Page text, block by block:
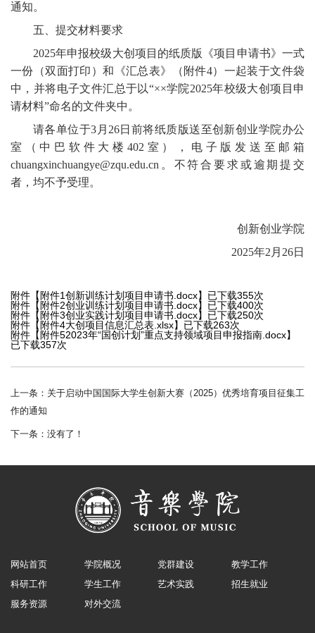
通知。
五、提交材料要求
2025年申报校级大创项目的纸质版《项目申请书》一式
一份（双面打印）和《汇总表》（附件4）一起装于文件袋
中，并将电子文件汇总于以“××学院2025年校级大创项目申
请材料”命名的文件夹中。
请各单位于3月26日前将纸质版送至创新创业学院办公
室（中巴软件大楼402室），电子版发送至邮箱
chuangxinchuangye@zqu.edu.cn。不符合要求或逾期提交
者，均不予受理。
创新创业学院
2025年2月26日
附件【 附件1创新训练计划项目申请书.docx】已下载355次
附件【 附件2创业训练计划项目申请书.docx】已下载400次
附件【 附件3创业实践计划项目申请书.docx】已下载250次
附件【 附件4大创项目信息汇总表.xlsx】已下载263次
附件【 附件52023年“国创计划”重点支持领域项目申报指南.docx】
已下载357次
上一条： 关于启动中国国际大学生创新大赛（2025）优秀培育项目征集工
作的通知
下一条：没有了！
网站首页 学院概况 党群建设
教学工作
科研工作
学生工作 艺术实践
招生就业
服务资源
对外交流